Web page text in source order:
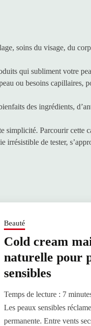
soins du visage, du
qui subliment votre
ou besoins capillaires,
des ingrédients,
Parcourir cette
irrésistible de tester,
Beauté
Cold cream
naturelle pour
sensibles
Temps de lecture : 7
Les peaux sensibles
permanente. Entre vents